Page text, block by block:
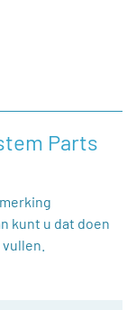
Parts
kunt u dat doen